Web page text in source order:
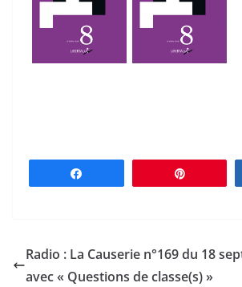
Radio : La Causerie n°169 du 18
avec « Questions de classe(s) »